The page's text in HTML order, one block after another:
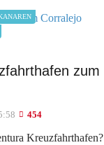
zum
454
Kreuzfahrthafen?